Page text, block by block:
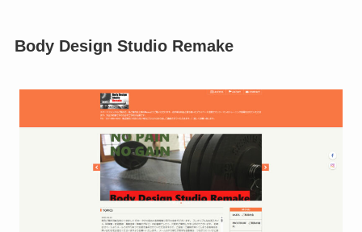
Body Design Studio Remake